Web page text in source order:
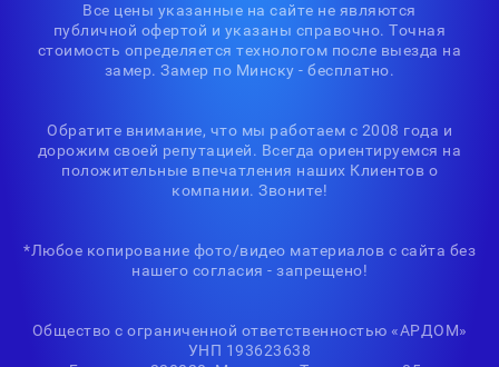
Все цены указанные на сайте не являются
публичной офертой и указаны справочно. Точная
стоимость определяется технологом после выезда на
замер. Замер по Минску - бесплатно.
Обратите внимание, что мы работаем с 2008 года и
дорожим своей репутацией. Всегда ориентируемся на
положительные впечатления наших Клиентов о
компании. Звоните!
*Любое копирование фото/видео материалов с сайта без
нашего согласия - запрещено!
Общество с ограниченной ответственностью «АРДОМ»
УНП 193623638